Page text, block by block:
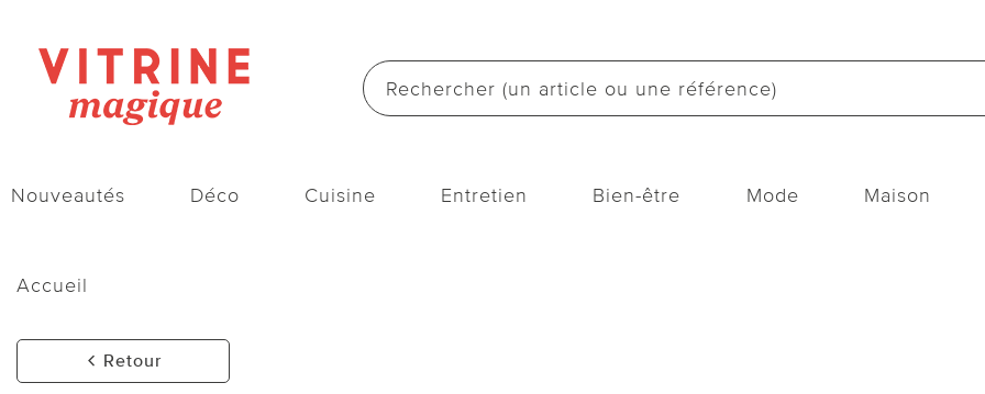
Nouveautés Déco Cuisine Entretien Bien-être Mode Maison
Accueil
Retour